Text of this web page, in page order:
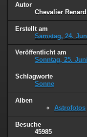
Autor
Chevalier Renard
Erstellt am
Samstag, 24.
Veröffentlicht am
Sonntag, 25.
Schlagworte
Sonne
Alben
Astrofotos
Besuche
45985